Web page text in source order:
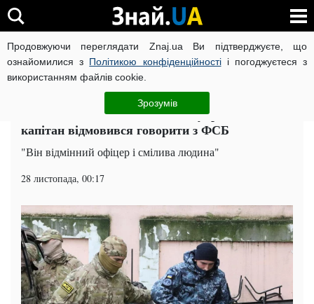
Продовжуючи переглядати Znaj.ua Ви підтверджуєте, що
ознайомилися з Політикою конфіденційностіі погоджуєтеся з
використанням файлів cookie.
Зрозумів
ВІЙНА РОСІЇ ПРОТИ УКРАЇНИ КОРОНАВІРУС В УКРАЇНІ
Суспільство ЧИТАТЬ НА РУССКОМ
"Послав чекістів": полонений український
капітан відмовився говорити з ФСБ
"Він відмінний офіцер і смілива людина"
28 листопада, 00:17